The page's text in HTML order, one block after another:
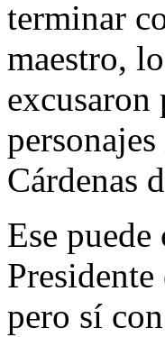
terminar
maestro,
Cárdenas
Ese
pero sí